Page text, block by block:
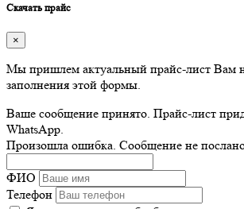
Скачать прайс
×
Мы пришлем актуальный прайс-лист Вам
заполнения этой формы.
Ваше сообщение принято. Прайс-лист
WhatsApp.
Произошла ошибка. Сообщение не
ФИО
Телефон